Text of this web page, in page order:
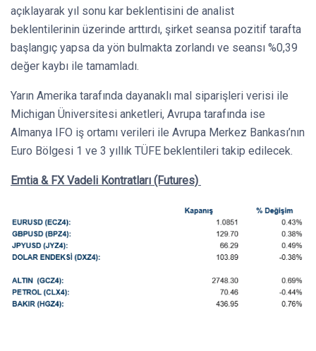
açıklayarak yıl sonu kar beklentisini de analist
beklentilerinin üzerinde arttırdı, şirket seansa pozitif tarafta
başlangıç yapsa da yön bulmakta zorlandı ve seansı %0,39
değer kaybı ile tamamladı.
Yarın Amerika tarafında dayanaklı mal siparişleri verisi ile
Michigan Üniversitesi anketleri, Avrupa tarafında ise
Almanya IFO iş ortamı verileri ile Avrupa Merkez Bankası’nın
Euro Bölgesi 1 ve 3 yıllık TÜFE beklentileri takip edilecek.
Emtia & FX Vadeli Kontratları (Futures)